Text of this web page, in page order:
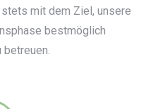
mit dem Ziel, unsere
bestmöglich